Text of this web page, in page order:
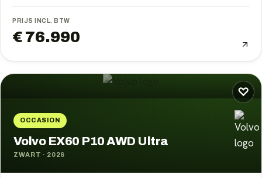
PRIJS INCL. BTW
€ 76.990
♡
OCCASION
Volvo EX60 P10 AWD Ultra
ZWART · 2026